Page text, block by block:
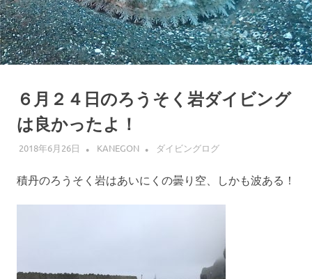
６月２４日のろうそく岩ダイビング
は良かったよ！
2018年6月26日 KANEGON ダイビングログ
積丹のろうそく岩はあいにくの曇り空、しかも波ある！